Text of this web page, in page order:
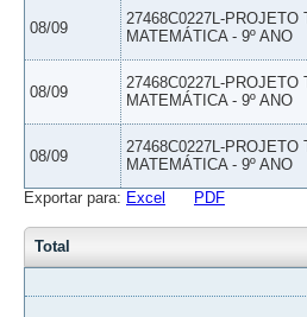
08/09
27468C0227L-PROJETO
MATEMÁTICA - 9º ANO
08/09
27468C0227L-PROJETO
MATEMÁTICA - 9º ANO
08/09
27468C0227L-PROJETO
MATEMÁTICA - 9º ANO
Exportar para: Excel PDF
Total